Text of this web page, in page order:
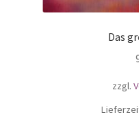
Das
zzgl.